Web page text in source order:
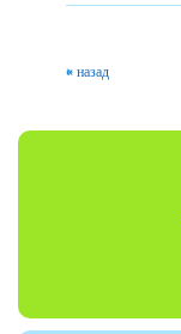
« назад